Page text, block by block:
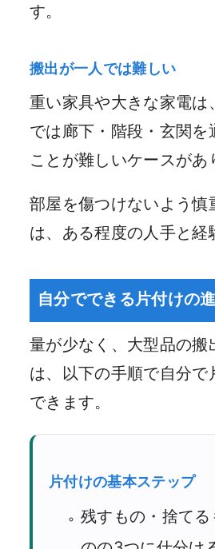
す。
搬出が一人では難しい
重い家具や大きな家電は
では廊下・階段・玄関を
ことが難しいケースがあ
部屋を傷つけないよう慎
は、ある程度の人手と経
自分でできる片付けの
量が少なく、大型品の搬
は、以下の手順で自分で
できます。
片付けの基本ステップ
残すもの・捨てる